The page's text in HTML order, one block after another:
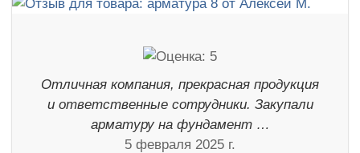
Отличная компания, прекрасная продукция
и ответственные сотрудники. Закупали
арматуру на фундамент …
5 февраля 2025 г.